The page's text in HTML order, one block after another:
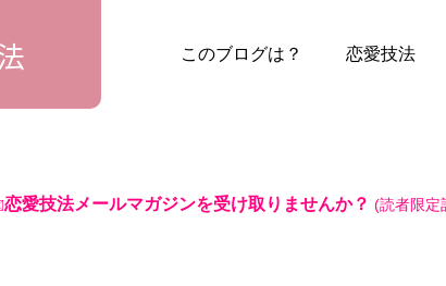
このブログは？ 恋愛技法
恋愛技法メールマガジンを受け取りませんか？ (読者限定